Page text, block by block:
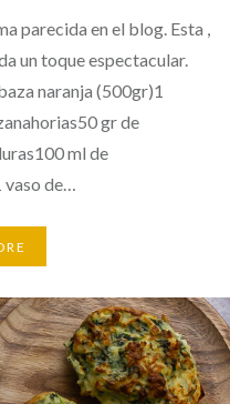
parecida en el blog. Esta ,
un toque espectacular.
naranja (500gr)1
gr de
ml de
vaso de…